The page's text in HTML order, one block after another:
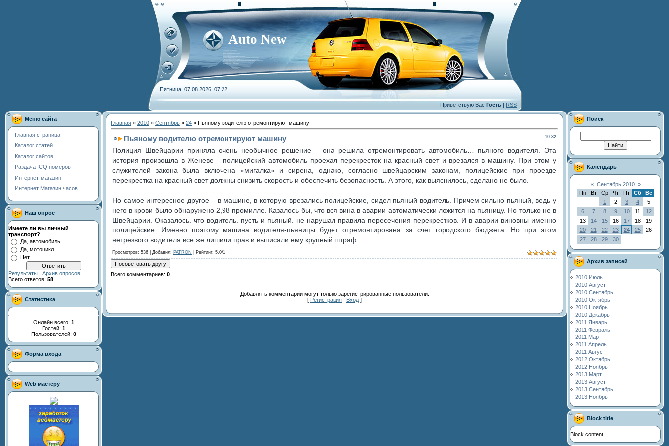
Auto New
Пятница, 07.08.2026, 07:22
Приветствую Вас Гость | RSS
Меню сайта
Главная страница
Каталог статей
Каталог сайтов
Раздача ICQ номеров
Интернет-магазин
Интернет Магазин часов
Наш опрос
Имеете ли вы личный
транспорт?
Да, автомобиль
Да, мотоцикл
Нет
Результаты | Архив опросов
Всего ответов: 58
Статистика
Онлайн всего: 1
Гостей: 1
Пользователей: 0
Форма входа
Web мастеру
Главная » 2010 » Сентябрь » 24 » Пьяному водителю отремонтируют машину
10:32
Пьяному водителю отремонтируют машину
Полиция Швейцарии приняла очень необычное решение – она решила отремонтировать автомобиль… пьяного водителя. Эта
история произошла в Женеве – полицейский автомобиль проехал перекресток на красный свет и врезался в машину. При этом у
служителей закона была включена «мигалка» и сирена, однако, согласно швейцарским законам, полицейские при проезде
перекрестка на красный свет должны снизить скорость и обеспечить безопасность. А этого, как выяснилось, сделано не было.
Но самое интересное другое – в машине, в которую врезались полицейские, сидел пьяный водитель. Причем сильно пьяный, ведь у
него в крови было обнаружено 2,98 промилле. Казалось бы, что вся вина в аварии автоматически ложится на пьяницу. Но только не в
Швейцарии. Оказалось, что водитель, пусть и пьяный, не нарушал правила пересечения перекрестков. И в аварии виновны именно
полицейские. Именно поэтому машина водителя-пьяницы будет отремонтирована за счет городского бюджета. Но при этом
нетрезвого водителя все же лишили прав и выписали ему крупный штраф.
Просмотров: 536 | Добавил: PATRON Рейтинг: 5.0/1
Всего комментариев: 0
Добавлять комментарии могут только зарегистрированные пользователи.
[ Регистрация | Вход ]
Поиск
Календарь
« Сентябрь 2010 »
Пн
Вт Ср Чт Пт Сб
Вс
1
2 3 4
5
6
7 8 9 10 11
12
13
14 15 16 17 18
19
20
21 22 23 24 25
26
27
28 29 30
Архив записей
2010 Июль
2010 Август
2010 Сентябрь
2010 Октябрь
2010 Ноябрь
2010 Декабрь
2011 Январь
2011 Февраль
2011 Март
2011 Апрель
2011 Август
2012 Октябрь
2012 Ноябрь
2013 Март
2013 Август
2013 Сентябрь
2013 Ноябрь
Block title
Block content